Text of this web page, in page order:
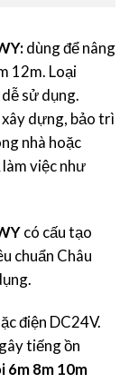
dùng để nâng
12m. Loại
sử dụng.
dựng, bảo trì
nhà hoặc
việc như
có cấu tạo
chuẩn Châu
điện DC24V.
tiếng ồn
6m 8m 10m